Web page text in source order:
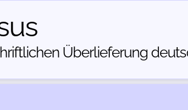
Über­lieferung